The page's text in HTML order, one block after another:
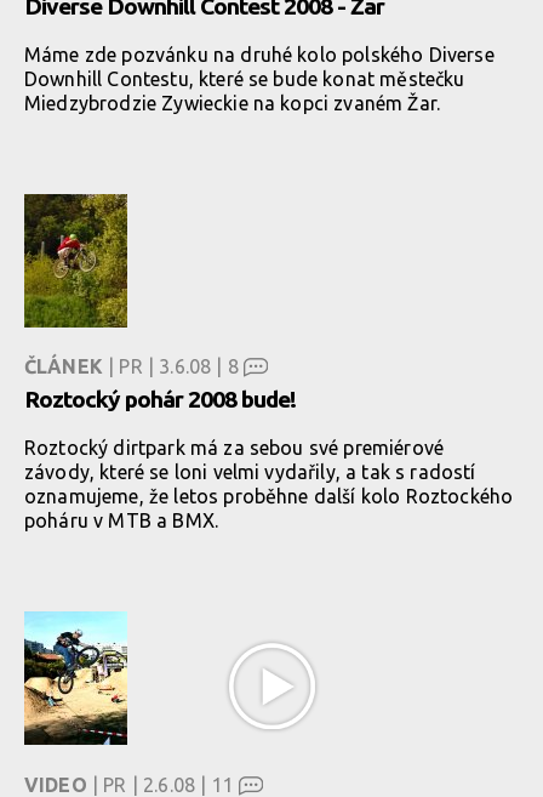
Diverse Downhill Contest 2008 - Žar
Máme zde pozvánku na druhé kolo polského Diverse
Downhill Contestu, které se bude konat městečku
Miedzybrodzie Zywieckie na kopci zvaném Žar.
ČLÁNEK | PR | 3.6.08 | 8
Roztocký pohár 2008 bude!
Roztocký dirtpark má za sebou své premiérové
závody, které se loni velmi vydařily, a tak s radostí
oznamujeme, že letos proběhne další kolo Roztockého
poháru v MTB a BMX.
VIDEO | PR | 2.6.08 | 11